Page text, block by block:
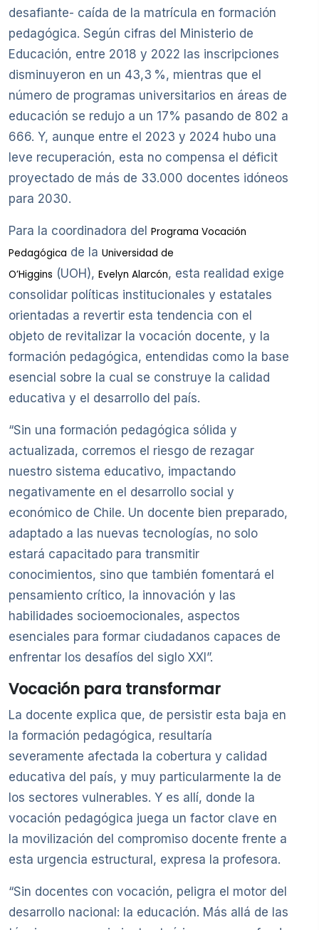
desafiante- caída de la matrícula en formación
pedagógica. Según cifras del Ministerio de
Educación, entre 2018 y 2022 las inscripciones
disminuyeron en un 43,3 %, mientras que el
número de programas universitarios en áreas de
educación se redujo a un 17% pasando de 802 a
666. Y, aunque entre el 2023 y 2024 hubo una
leve recuperación, esta no compensa el déficit
proyectado de más de 33.000 docentes idóneos
para 2030.
Para la coordinadora del Programa Vocación
Pedagógica de la Universidad de
O’Higgins (UOH), Evelyn Alarcón, esta realidad exige
consolidar políticas institucionales y estatales
orientadas a revertir esta tendencia con el
objeto de revitalizar la vocación docente, y la
formación pedagógica, entendidas como la base
esencial sobre la cual se construye la calidad
educativa y el desarrollo del país.
“Sin una formación pedagógica sólida y
actualizada, corremos el riesgo de rezagar
nuestro sistema educativo, impactando
negativamente en el desarrollo social y
económico de Chile. Un docente bien preparado,
adaptado a las nuevas tecnologías, no solo
estará capacitado para transmitir
conocimientos, sino que también fomentará el
pensamiento crítico, la innovación y las
habilidades socioemocionales, aspectos
esenciales para formar ciudadanos capaces de
enfrentar los desafíos del siglo XXI”.
Vocación para transformar
La docente explica que, de persistir esta baja en
la formación pedagógica, resultaría
severamente afectada la cobertura y calidad
educativa del país, y muy particularmente la de
los sectores vulnerables. Y es allí, donde la
vocación pedagógica juega un factor clave en
la movilización del compromiso docente frente a
esta urgencia estructural, expresa la profesora.
“Sin docentes con vocación, peligra el motor del
desarrollo nacional: la educación. Más allá de las